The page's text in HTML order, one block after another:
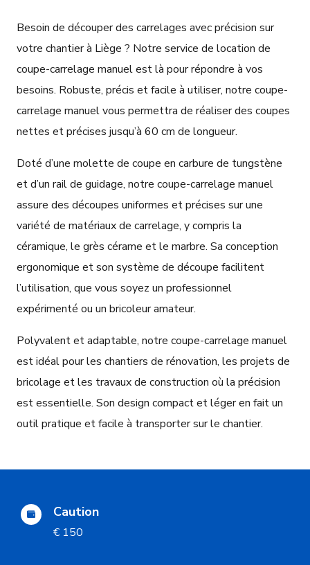
Besoin de découper des carrelages avec précision sur
votre chantier à Liège ? Notre service de location de
coupe-carrelage manuel est là pour répondre à vos
besoins. Robuste, précis et facile à utiliser, notre coupe-
carrelage manuel vous permettra de réaliser des coupes
nettes et précises jusqu’à 60 cm de longueur.
Doté d’une molette de coupe en carbure de tungstène
et d’un rail de guidage, notre coupe-carrelage manuel
assure des découpes uniformes et précises sur une
variété de matériaux de carrelage, y compris la
céramique, le grès cérame et le marbre. Sa conception
ergonomique et son système de découpe facilitent
l’utilisation, que vous soyez un professionnel
expérimenté ou un bricoleur amateur.
Polyvalent et adaptable, notre coupe-carrelage manuel
est idéal pour les chantiers de rénovation, les projets de
bricolage et les travaux de construction où la précision
est essentielle. Son design compact et léger en fait un
outil pratique et facile à transporter sur le chantier.
Caution
€ 150